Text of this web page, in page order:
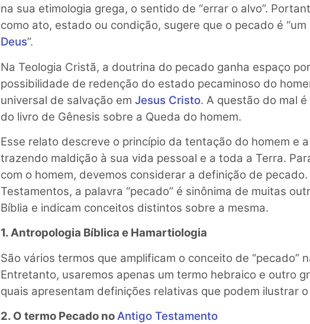
na sua etimologia grega, o sentido de “errar o alvo”.
como ato, estado ou condição, sugere que o pecado é
Deus”.
Na Teologia Cristã, a doutrina do pecado ganha espaço
possibilidade de redenção do estado pecaminoso do
universal de salvação em Jesus Cristo. A questão do mal
do livro de Gênesis sobre a Queda do homem.
Esse relato descreve o princípio da tentação do homem e
trazendo maldição à sua vida pessoal e a toda a Terra.
com o homem, devemos considerar a definição de
Testamentos, a palavra “pecado” é sinônima de muitas
Bíblia e indicam conceitos distintos sobre a mesma.
1. Antropologia Bíblica e Hamartiologia
São vários termos que amplificam o conceito de “pecado”
Entretanto, usaremos apenas um termo hebraico e outro
quais apresentam definições relativas que podem ilustrar
2. O termo Pecado noAntigo Testamento